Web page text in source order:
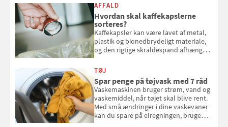
AFFALD
Hvordan skal kaffekapslerne
sorteres?
Kaffekapsler kan være lavet af metal,
plastik og bionedbrydeligt materiale,
og den rigtige skraldespand afhænger
overblikket over, hvordan
kaffekapslerne skal sorteres
TØJ
Spar penge på tøjvask med 7 råd
Vaskemaskinen bruger strøm, vand og
vaskemiddel, når tøjet skal blive rent.
Med små ændringer i dine vaskevaner
kan du spare på elregningen, bruge